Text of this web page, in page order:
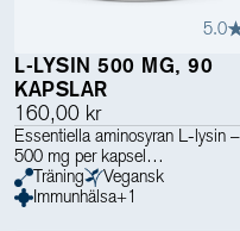
5.0
L-LYSIN 500 MG, 90
KAPSLAR
160,00 kr
Essentiella aminosyran L-lysin –
500 mg per kapsel
Träning
Vegansk
Immunhälsa+1